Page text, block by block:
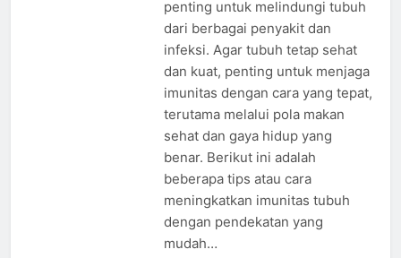
penting untuk melindungi tubuh
dari berbagai penyakit dan
infeksi. Agar tubuh tetap sehat
dan kuat, penting untuk menjaga
imunitas dengan cara yang tepat,
terutama melalui pola makan
sehat dan gaya hidup yang
benar. Berikut ini adalah
beberapa tips atau cara
meningkatkan imunitas tubuh
dengan pendekatan yang
mudah…